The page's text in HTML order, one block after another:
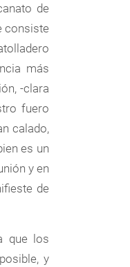
de
consiste
más
-clara
fuero
calado,
es un
y en
de
que los
y